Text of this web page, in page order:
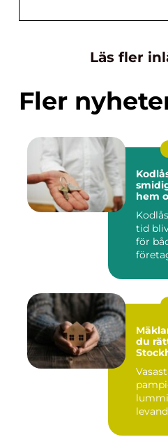
Läs fler
Fler
Kodlås
hem
tid
för
du